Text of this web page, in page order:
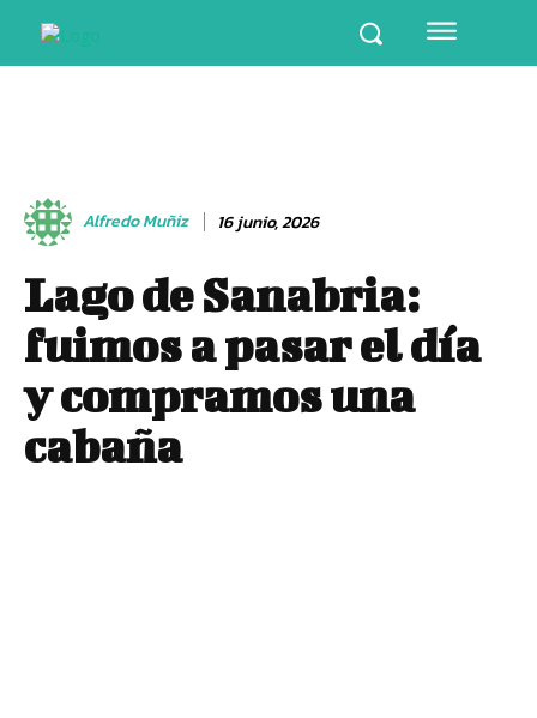
Alfredo Muñiz 16 junio, 2026
Lago de Sanabria:
fuimos a pasar el día
y compramos una
cabaña